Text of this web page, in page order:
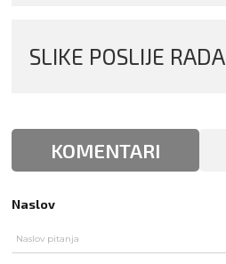
SLIKE POSLIJE RADA
KOMENTARI
Naslov